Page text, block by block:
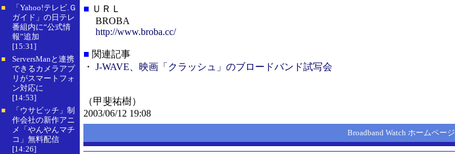
■
「Yahoo!テレビ.Ｇ
ガイド」の日テレ
番組内に“公式情
報”追加
[15:31]
■
ServersManと連携
できるカメラアプ
リがスマートフォ
ン対応に
[14:53]
■
「ウサビッチ」制
作会社の新作アニ
メ「やんやんマチ
コ」無料配信
[14:26]
■ ＵＲＬ
BROBA
http://www.broba.cc/
■ 関連記事
・ J-WAVE、映画「クラッシュ」のブロードバンド試写会
（甲斐祐樹）
2003/06/12 19:08
Broadband Watch ホームページ